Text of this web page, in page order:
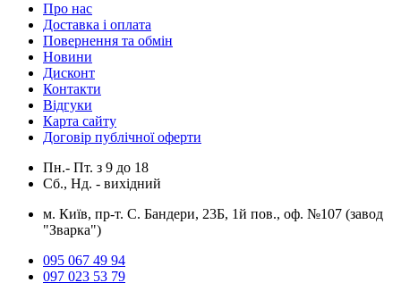
Про нас
Доставка і оплата
Повернення та обмін
Новини
Дисконт
Контакти
Відгуки
Карта сайту
Договір публічної оферти
Пн.- Пт. з 9 до 18
Сб., Нд. - вихідний
м. Київ, пр-т. С. Бандери, 23Б, 1й пов., оф. №107 (завод
"Зварка")
095 067 49 94
097 023 53 79